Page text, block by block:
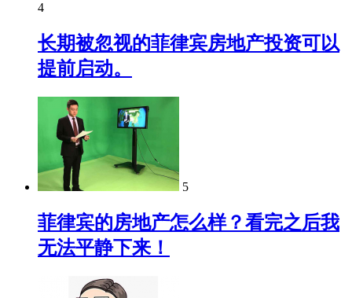
4
长期被忽视的菲律宾房地产投资可以
提前启动。
5
菲律宾的房地产怎么样？看完之后我
无法平静下来！